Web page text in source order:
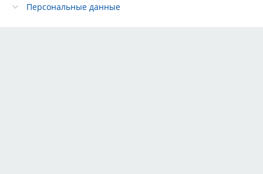
Персональные данные